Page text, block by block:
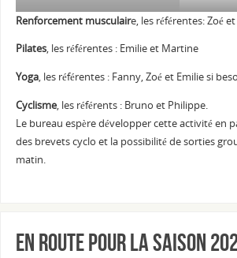
Renforcement musculaire, les référentes: Zoé
Pilates, les référentes : Emilie et Martine
Yoga, les référentes : Fanny, Zoé et Emilie si
Cyclisme, les référents : Bruno et Philippe.
Le bureau espère développer cette activité en
des brevets cyclo et la possibilité de sorties
matin.
En route pour la saison